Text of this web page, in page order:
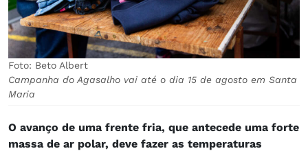
Foto: Beto Albert
Campanha do Agasalho vai até o dia 15 de agosto em Santa
Maria
O avanço de uma frente fria, que antecede uma forte
massa de ar polar, deve fazer as temperaturas